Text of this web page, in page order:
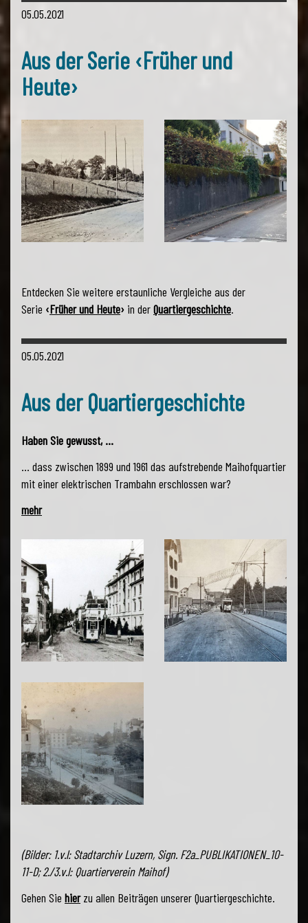
05.05.2021
Aus der Serie ‹Früher und
Heute›
Entdecken Sie weitere erstaunliche Vergleiche aus der
Serie ‹Früher und Heute› in derQuartiergeschichte.
05.05.2021
Aus der Quartiergeschichte
Haben Sie gewusst, ...
... dass zwischen 1899 und 1961 das aufstrebende Maihofquartier
mit einer elektrischen Trambahn erschlossen war?
mehr
(Bilder: 1.v.l: Stadtarchiv Luzern, Sign. F2a_PUBLIKATIONEN_10-
11-D; 2./3.v.l: Quartierverein Maihof)
Gehen Sie hierzu allen Beiträgen unserer Quartiergeschichte.